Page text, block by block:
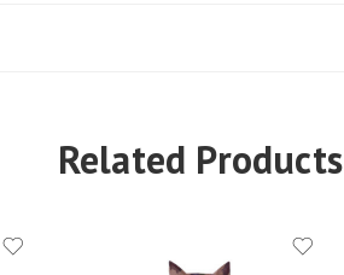
Related Products